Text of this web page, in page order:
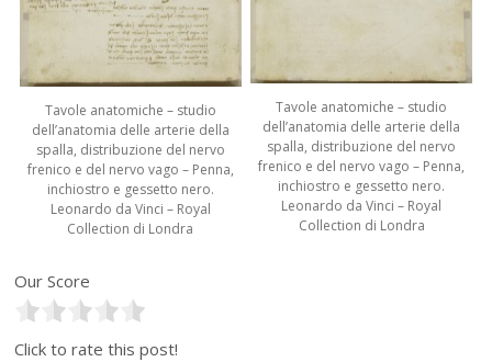
Tavole anatomiche – studio
dell’anatomia delle arterie della
spalla, distribuzione del nervo
frenico e del nervo vago – Penna,
inchiostro e gessetto nero.
Leonardo da Vinci – Royal
Collection di Londra
Tavole anatomiche – studio
dell’anatomia delle arterie della
spalla, distribuzione del nervo
frenico e del nervo vago – Penna,
inchiostro e gessetto nero.
Leonardo da Vinci – Royal
Collection di Londra
Our Score
Click to rate this post!